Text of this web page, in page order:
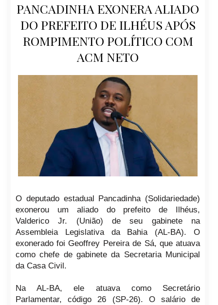
PANCADINHA EXONERA ALIADO
DO PREFEITO DE ILHÉUS APÓS
ROMPIMENTO POLÍTICO COM
ACM NETO
O deputado estadual Pancadinha (Solidariedade)
exonerou um aliado do prefeito de Ilhéus,
Valderico Jr. (União) de seu gabinete na
Assembleia Legislativa da Bahia (AL-BA). O
exonerado foi Geoffrey Pereira de Sá, que atuava
como chefe de gabinete da Secretaria Municipal
da Casa Civil.
Na AL-BA, ele atuava como Secretário
Parlamentar, código 26 (SP-26). O salário de